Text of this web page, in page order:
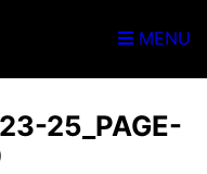
MENU
25_PAGE-